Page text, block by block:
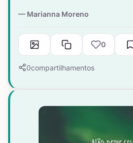
Marianna Moreno
0
0compartilhamentos